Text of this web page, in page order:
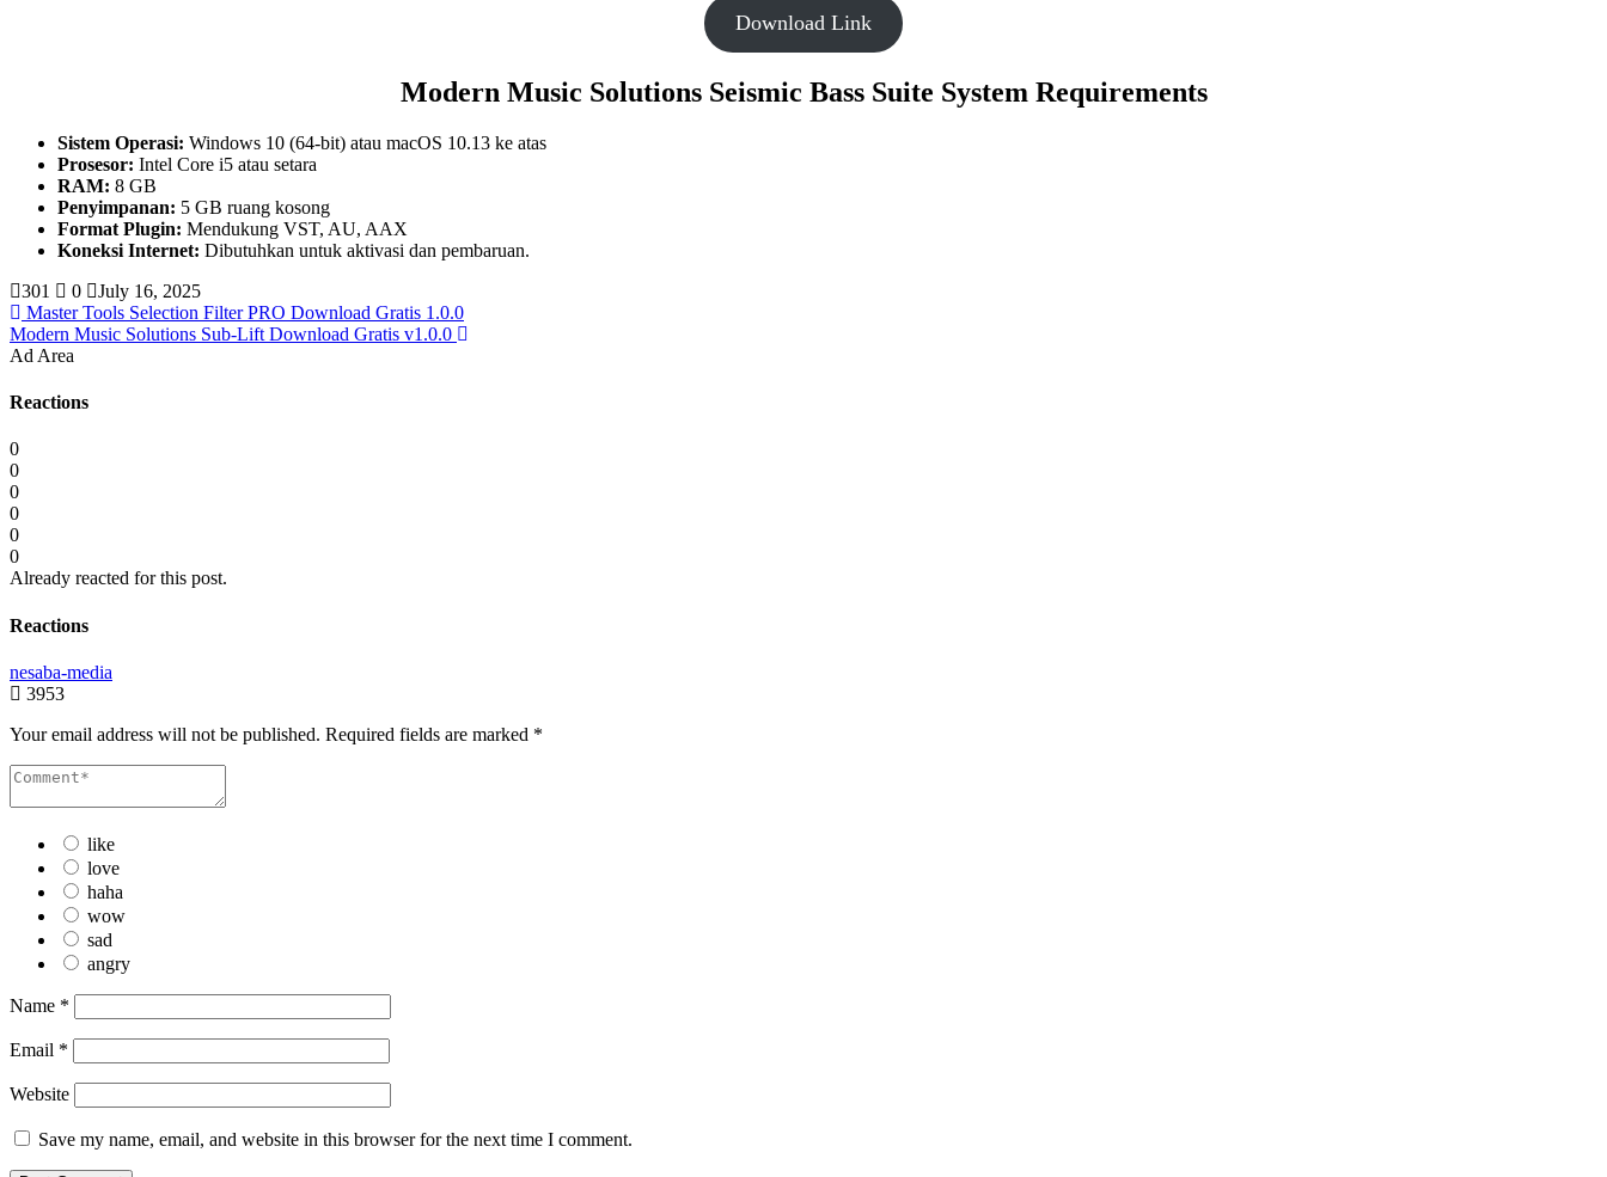
Download Link
Modern Music Solutions Seismic Bass Suite System Requirements
Sistem Operasi: Windows 10 (64-bit) atau macOS 10.13 ke atas
Prosesor: Intel Core i5 atau setara
RAM: 8 GB
Penyimpanan: 5 GB ruang kosong
Format Plugin: Mendukung VST, AU, AAX
Koneksi Internet: Dibutuhkan untuk aktivasi dan pembaruan.
301
0
July 16, 2025
Master Tools Selection Filter PRO Download Gratis 1.0.0
Modern Music Solutions Sub-Lift Download Gratis v1.0.0
Ad Area
Reactions
0
0
0
0
0
0
Already reacted for this post.
Reactions
nesaba-media
3953
Your email address will not be published. Required fields are marked *
like
love
haha
wow
sad
angry
Name *
Email *
Website
Save my name, email, and website in this browser for the next time I comment.